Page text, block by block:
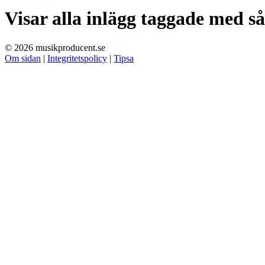
Visar alla inlägg taggade med
© 2026 musikproducent.se
Om sidan | Integritetspolicy | Tipsa